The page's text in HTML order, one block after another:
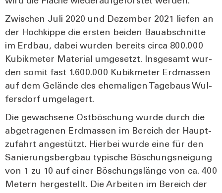
Zwi­schen Juli 2020 und Dezem­ber 2021 lie­fen an
der Hoch­kip­pe die ers­ten bei­den Bau­ab­schnit­te
im Erd­bau, dabei wur­den bereits cir­ca 800.000
Kubik­me­ter Mate­ri­al umge­setzt. Ins­ge­samt wur­
den somit fast 1.600.000 Kubik­me­ter Erd­mas­sen
auf dem Gelän­de des ehe­ma­li­gen Tage­baus Wul­
fers­dorf umge­la­gert.
Die gewach­se­ne Ost­bö­schung wur­de durch die
abge­tra­ge­nen Erd­mas­sen im Bereich der Haupt­
zu­fahrt ange­stützt. Hier­bei wur­de eine für den
Sanie­rungs­berg­bau typi­sche Böschungs­nei­gung
von 1 zu 10 auf einer Böschungs­län­ge von ca. 400
Metern her­ge­stellt. Die Arbei­ten im Bereich der